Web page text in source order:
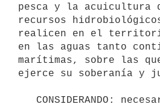
pesca y la acuicultura
recursos
realicen en el
en las aguas tanto
marítimas, sobre las
ejerce su soberanía y